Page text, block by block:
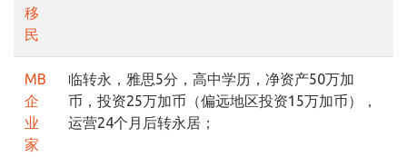
移
民
MB
企
业
家
临转永，雅思5分，高中学历，净资产50万加
币，投资25万加币（偏远地区投资15万加币），
运营24个月后转永居；